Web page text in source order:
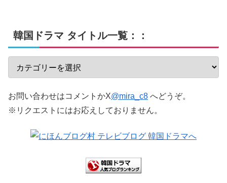
韓国ドラマ タイトル一覧：：
お問い合わせはコメントかX@mira_c8 へどうぞ。
※リクエストにはお応えしておりません。